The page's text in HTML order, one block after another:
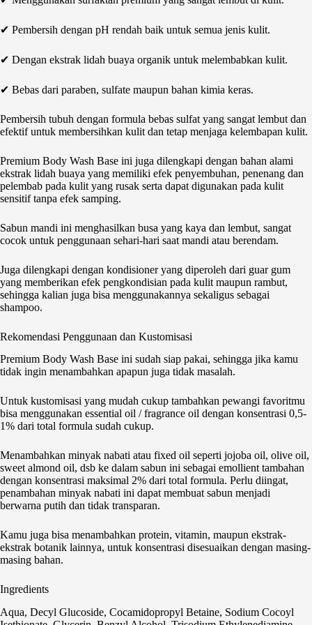
✔ Pembersih dengan pH rendah baik untuk semua jenis kulit.
✔ Dengan ekstrak lidah buaya organik untuk melembabkan kulit.
✔ Bebas dari paraben, sulfate maupun bahan kimia keras.
Pembersih tubuh dengan formula bebas sulfat yang sangat lembut dan
efektif untuk membersihkan kulit dan tetap menjaga kelembapan kulit.
Premium Body Wash Base ini juga dilengkapi dengan bahan alami
ekstrak lidah buaya yang memiliki efek penyembuhan, penenang dan
pelembab pada kulit yang rusak serta dapat digunakan pada kulit
sensitif tanpa efek samping.
Sabun mandi ini menghasilkan busa yang kaya dan lembut, sangat
cocok untuk penggunaan sehari-hari saat mandi atau berendam.
Juga dilengkapi dengan kondisioner yang diperoleh dari guar gum
yang memberikan efek pengkondisian pada kulit maupun rambut,
sehingga kalian juga bisa menggunakannya sekaligus sebagai
shampoo.
Rekomendasi Penggunaan dan Kustomisasi
Premium Body Wash Base ini sudah siap pakai, sehingga jika kamu
tidak ingin menambahkan apapun juga tidak masalah.
Untuk kustomisasi yang mudah cukup tambahkan pewangi favoritmu
bisa menggunakan essential oil / fragrance oil dengan konsentrasi 0,5-
1% dari total formula sudah cukup.
Menambahkan minyak nabati atau fixed oil seperti jojoba oil, olive oil,
sweet almond oil, dsb ke dalam sabun ini sebagai emollient tambahan
dengan konsentrasi maksimal 2% dari total formula. Perlu diingat,
penambahan minyak nabati ini dapat membuat sabun menjadi
berwarna putih dan tidak transparan.
Kamu juga bisa menambahkan protein, vitamin, maupun ekstrak-
ekstrak botanik lainnya, untuk konsentrasi disesuaikan dengan masing-
masing bahan.
Ingredients
Aqua, Decyl Glucoside, Cocamidopropyl Betaine, Sodium Cocoyl